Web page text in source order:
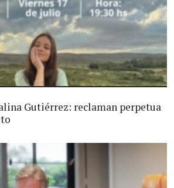
Gutiérrez: reclaman perpetua